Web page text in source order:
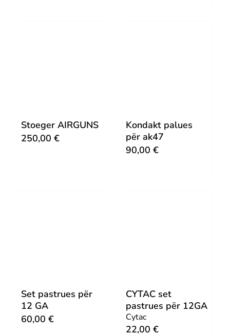
Stoeger AIRGUNS
250,00 €
Kondakt palues
për ak47
90,00 €
Set pastrues për
12 GA
60,00 €
CYTAC set
pastrues për 12GA
Cytac
22,00 €